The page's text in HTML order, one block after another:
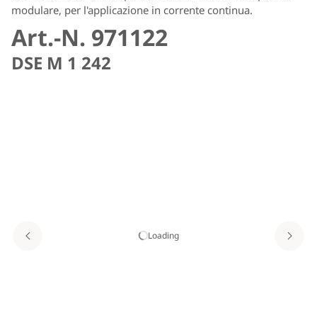
modulare, per l'applicazione in corrente continua.
Art.-N. 971122
DSE M 1 242
Loading